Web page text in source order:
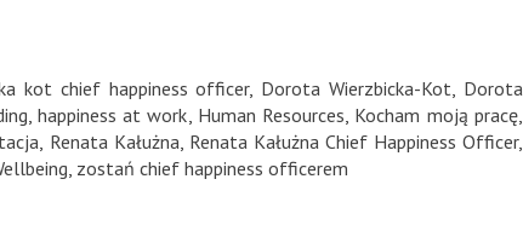
kot chief happiness officer, Dorota Wierzbicka-Kot Dorota
happiness at work Human Resources Kocham moją pracę
Renata Kałużna Renata Kałużna Chief Happiness Officer,
zostań chief happiness officerem